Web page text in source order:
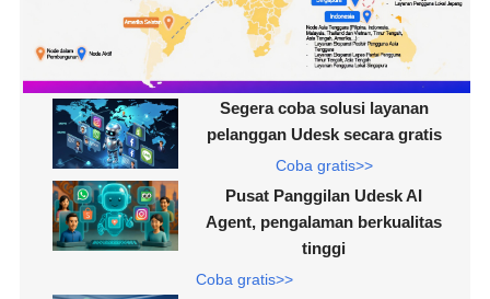
Segera coba solusi layanan
pelanggan Udesk secara gratis
Coba gratis>>
Pusat Panggilan Udesk AI
Agent, pengalaman berkualitas
tinggi
Coba gratis>>